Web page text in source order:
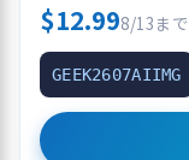
$12.998/13まで
GEEK2607AIIMG